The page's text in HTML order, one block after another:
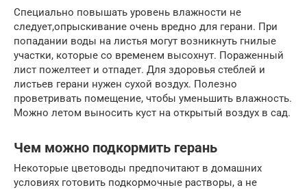
Специально повышать уровень влажности не
следует,опрыскивание очень вредно для герани. При
попадании воды на листья могут возникнуть гнилые
участки, которые со временем высохнут. Пораженный
лист пожелтеет и отпадет. Для здоровья стеблей и
листьев герани нужен сухой воздух. Полезно
проветривать помещение, чтобы уменьшить влажность.
Можно летом выносить куст на открытый воздух в сад.
Чем можно подкормить герань
Некоторые цветоводы предпочитают в домашних
условиях готовить подкормочные растворы, а не